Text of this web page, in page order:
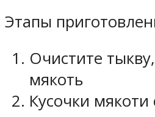
Этапы
Очистите
мякоть
Кусочки